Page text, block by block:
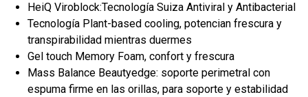
HeiQ Viroblock:Tecnología Suiza Antiviral y Antibacterial
Tecnología Plant-based cooling, potencian frescura y
transpirabilidad mientras duermes
Gel touch Memory Foam, confort y frescura
Mass Balance Beautyedge: soporte perimetral con
espuma firme en las orillas, para soporte y estabilidad